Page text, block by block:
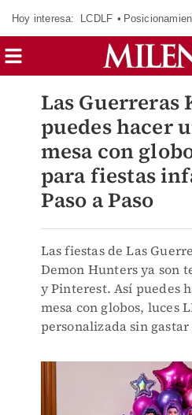
Hoy interesa: LCDLF
Las Guerreras
puedes hacer
mesa con
para fiestas
Paso a Paso
Las fiestas de Las
Demon Hunters ya son
y Pinterest. Así puedes
mesa con globos, luces
personalizada sin